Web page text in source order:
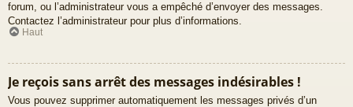
forum, ou l’administrateur vous a empêché d’envoyer des messages.
Contactez l’administrateur pour plus d’informations.
Haut
Je reçois sans arrêt des messages indésirables !
Vous pouvez supprimer automatiquement les messages privés d’un